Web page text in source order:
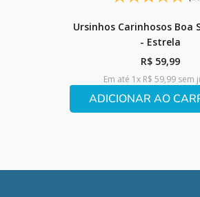
Ursinhos Carinhosos Boa
- Estrela
R$ 59,99
Em até 1x R$ 59,99 sem
ADICIONAR AO